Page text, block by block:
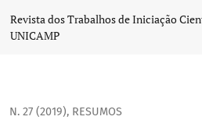
Effect of alkalization of 5%
Revista dos Trabalhos de Iniciação
UNICAMP
N. 27 (2019), RESUMOS